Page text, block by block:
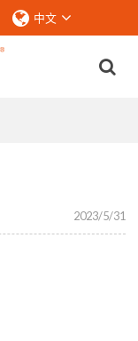
中文
2023/5/31